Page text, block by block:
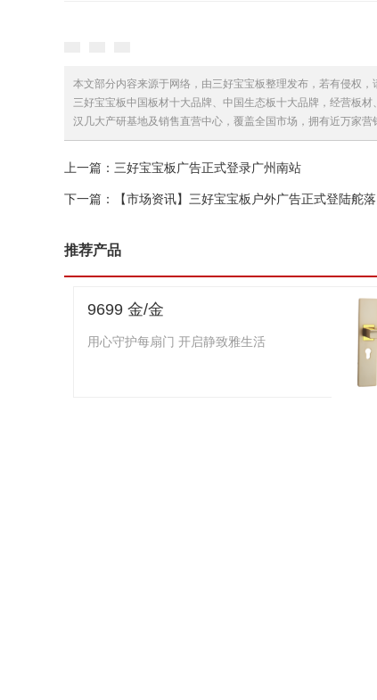
本文部分内容来源于网络，由三好宝宝板整理发布，若有侵权，
三好宝宝板中国板材十大品牌、中国生态板十大品牌，经营板
汉几大产研基地及销售直营中心，覆盖全国市场，拥有近万家营
上一篇：三好宝宝板广告正式登录广州南站
下一篇：【市场资讯】三好宝宝板户外广告正式登陆舵
推荐产品
9699 金/金
用心守护每扇门 开启静致雅生活